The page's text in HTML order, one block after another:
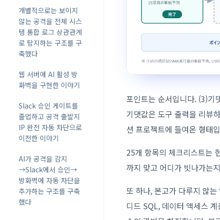
개별적으로는 보이지
않는 공격을 전체 시스
템 통합 로그 상관관계
로 탐지하는 구조를 구
축했다
웹 서버에 AI 활성 방
화벽을 구현한 이야기
Slack 승인 게이트를
졸업하고 공격 출발지
IP 완전 자동 차단으로
이전한 이야기
AI가 공격을 감지
→Slack에서 승인→
방화벽에 자동 차단을
추가하는 구조를 구축
했다
포인트는 순서입니다. (3)기
기댓값은 도구 출력을 리뷰
션 프로젝트에 들여온 형태
25개 항목의 체크리스트는
까지 맞고 어디가 빗나가는
또 하나, 본고가 다루지 않
디드 SQL, 데이터 액세스